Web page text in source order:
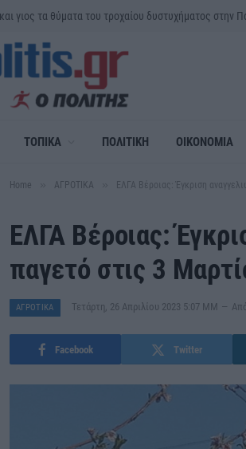
ΤΟΠΙΚΑ ΠΟΛΙΤΙΚΗ ΟΙΚΟΝΟΜΙΑ
Home ΑΓΡΟΤΙΚΑ ΕΛΓΑ Βέροιας: Έγκριση
ΕΛΓΑ Βέροιας:
παγετό στις 3
ΑΓΡΟΤΙΚΑ Τετάρτη, 26 Απριλίου 2023 5:07 ΜΜ
Facebook Twitter